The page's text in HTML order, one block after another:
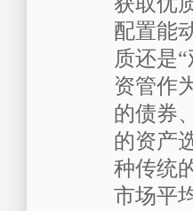
配置能
质还是“
资管作
的债券
的资产
种传统
市场平